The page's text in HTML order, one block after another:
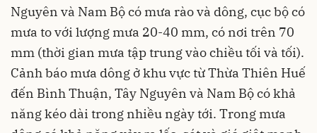
Nguyên và Nam Bộ có mưa rào và dông, cục bộ có
mưa to với lượng mưa 20-40 mm, có nơi trên 70
mm (thời gian mưa tập trung vào chiều tối và tối).
Cảnh báo mưa dôngởkhu vựctừ Thừa Thiên Huế
đến Bình Thuận, Tây Nguyên và Nam Bộ có khả
năng kéo dài trong nhiều ngày tới. Trong mưa